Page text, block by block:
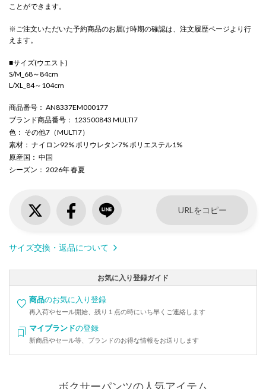
ことができます。
※ご注文いただいた予約商品のお届け時期の確認は、注文履歴ページより行
えます。
■サイズ(ウエスト)
S/M_68～84cm
L/XL_84～104cm
商品番号 ： AN8337EM000177
ブランド商品番号 ： 123500843 MULTI7
色 ： その他7（MULTI7）
素材 ： ナイロン92% ポリウレタン7% ポリエステル1%
原産国 ： 中国
シーズン ： 2026年 春夏
URLをコピー
サイズ交換・返品について
お気に入り登録ガイド
商品のお気に入り登録
再入荷やセール開始、残り１点の時にいち早くご連絡します
マイブランドの登録
新商品やセール等、ブランドのお得な情報をお送りします
ボクサーパンツの人気アイテム